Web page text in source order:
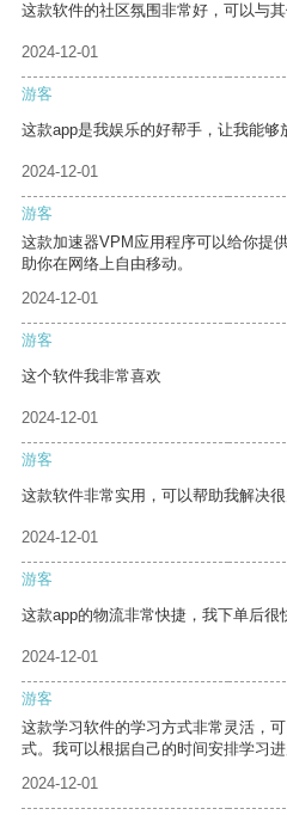
这款软件的社区氛围非常好，可以与其
2024-12-01
游客
这款app是我娱乐的好帮手，让我能够
2024-12-01
游客
这款加速器VPM应用程序可以给你提
助你在网络上自由移动。
2024-12-01
游客
这个软件我非常喜欢
2024-12-01
游客
这款软件非常实用，可以帮助我解决很
2024-12-01
游客
这款app的物流非常快捷，我下单后很
2024-12-01
游客
这款学习软件的学习方式非常灵活，
式。我可以根据自己的时间安排学习进
2024-12-01